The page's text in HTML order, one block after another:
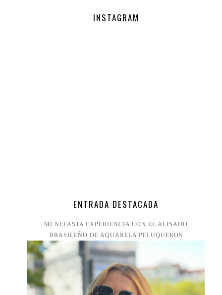
INSTAGRAM
ENTRADA DESTACADA
MI NEFASTA EXPERIENCIA CON EL ALISADO
BRASILEÑO DE AQUARELA PELUQUEROS